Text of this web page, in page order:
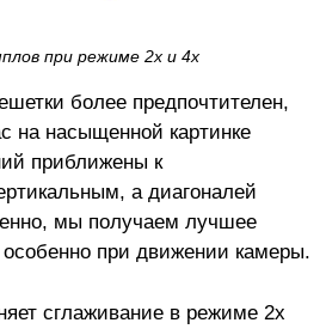
при режиме 2х и 4х
более предпочтителен,
на насыщенной картинке
приближены к
а диагоналей
мы получаем лучшее
при движении камеры.
сглаживание в режиме 2х